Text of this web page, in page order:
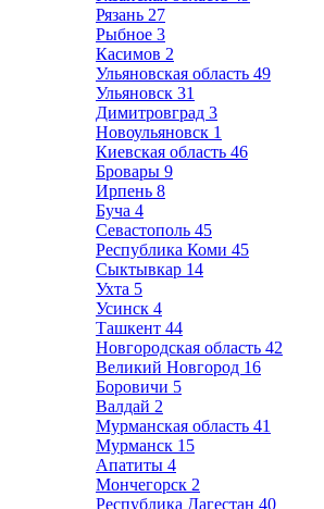
Рязань 27
Рыбное 3
Касимов 2
Ульяновская область 49
Ульяновск 31
Димитровград 3
Новоульяновск 1
Киевская область 46
Бровары 9
Ирпень 8
Буча 4
Севастополь 45
Республика Коми 45
Сыктывкар 14
Ухта 5
Усинск 4
Ташкент 44
Новгородская область 42
Великий Новгород 16
Боровичи 5
Валдай 2
Мурманская область 41
Мурманск 15
Апатиты 4
Мончегорск 2
Республика Дагестан 40